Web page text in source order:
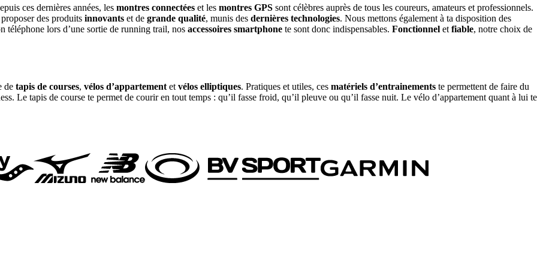
ces dernières années, les montres connectées et les montres GPS sont célèbres auprès de tous les coureurs, amateurs et professionnels.
des produits innovants et de grande qualité, munis des dernières technologies. Nous mettons également à ta disposition des
téléphone lors d’une sortie de running trail, nos accessoires smartphone te sont donc indispensables. Fonctionnel et fiable, notre choix de
de tapis de courses, vélos d’appartement et vélos elliptiques. Pratiques et utiles, ces matériels d’entrainements te permettent de faire du
Le tapis de course te permet de courir en tout temps : qu’il fasse froid, qu’il pleuve ou qu’il fasse nuit. Le vélo d’appartement quant à lui te